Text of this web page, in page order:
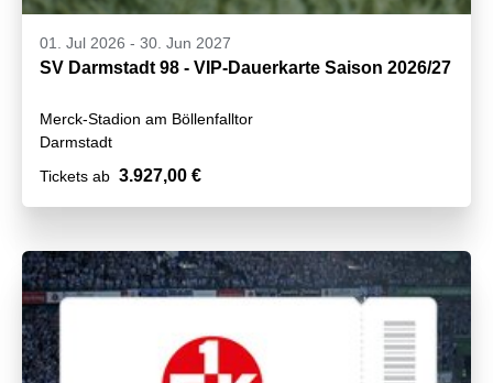
01. Jul 2026 - 30. Jun 2027
SV Darmstadt 98 - VIP-Dauerkarte Saison 2026/27
Merck-Stadion am Böllenfalltor
Darmstadt
Tickets ab 3.927,00 €